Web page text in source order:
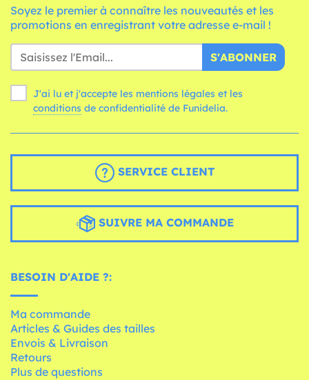
Soyez le premier à connaître les nouveautés et les
promotions en enregistrant votre adresse e-mail !
S'ABONNER
J'ai lu et j'accepte les mentions légales et les
conditions de confidentialité de Funidelia.
SERVICE CLIENT
SUIVRE MA COMMANDE
BESOIN D'AIDE ?:
Ma commande
Articles & Guides des tailles
Envois & Livraison
Retours
Plus de questions